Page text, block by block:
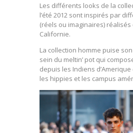
Les différents looks de la
l’été 2012 sont inspirés par
(réels ou imaginaires)
Californie.
La collection homme puise
sein du meltin’ pot qui
depuis les Indiens
les hippies et les campus